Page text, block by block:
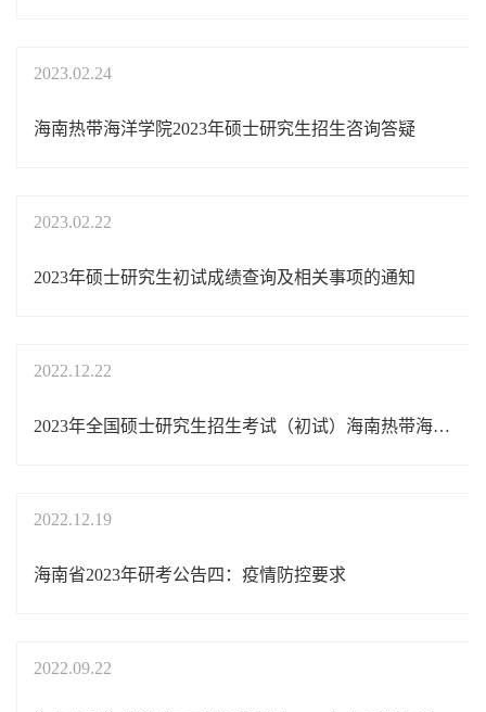
2023.02.24
海南热带海洋学院2023年硕士研究生招生咨询答疑
2023.02.22
2023年硕士研究生初试成绩查询及相关事项的通知
2022.12.22
2023年全国硕士研究生招生考试（初试）海南热带海洋学院三亚校区（4605）考点考试须知
2022.12.19
海南省2023年研考公告四：疫情防控要求
2022.09.22